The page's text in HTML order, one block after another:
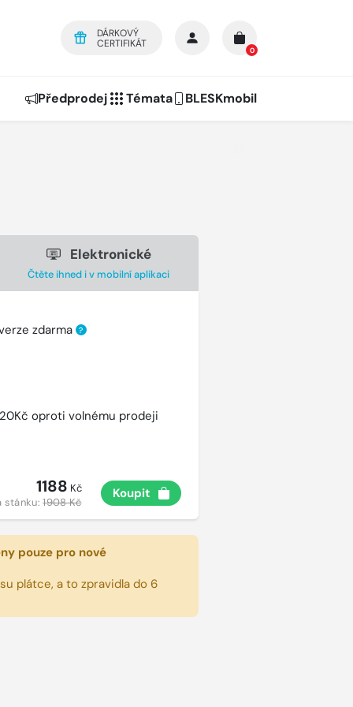
DÁRKOVÝ
CERTIFIKÁT
0
Předprodej Témata BLESKmobil
Elektronické
Čtěte ihned i v mobilní aplikaci
zdarma ?
oproti volnému prodeji
1188 Kč
stánku:1908 Kč
Koupit
pouze pro nové
plátce, a to zpravidla do 6